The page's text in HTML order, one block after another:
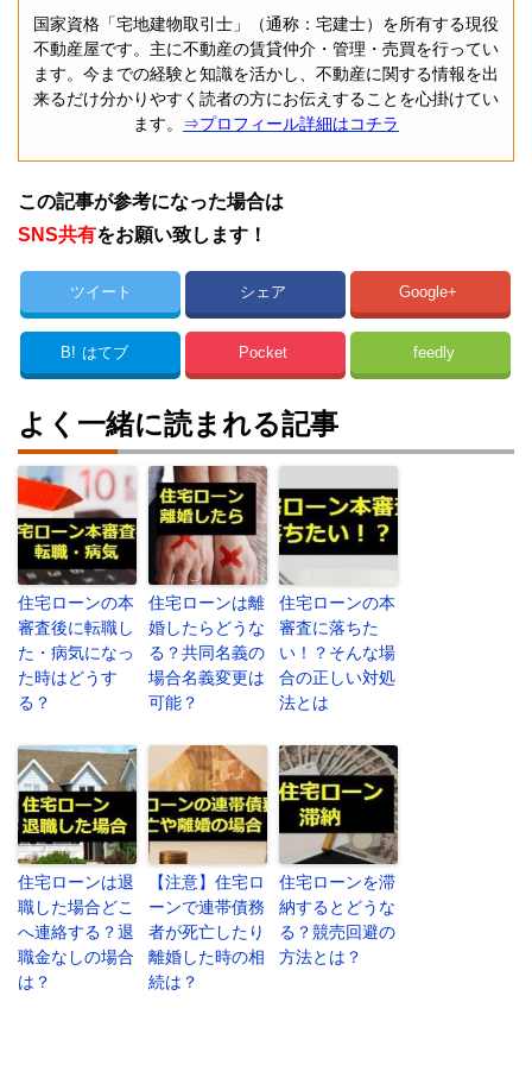
国家資格「宅地建物取引士」（通称：宅建士）を所有する現役
不動産屋です。主に不動産の賃貸仲介・管理・売買を行ってい
ます。今までの経験と知識を活かし、不動産に関する情報を出
来るだけ分かりやすく読者の方にお伝えすることを心掛けてい
ます。
⇒プロフィール詳細はコチラ
この記事が参考になった場合は
SNS共有をお願い致します！
ツイート シェア Google+
B! はてブ Pocket feedly
よく一緒に読まれる記事
住宅ローンの本
審査後に転職し
た・病気になっ
た時はどうす
る？
住宅ローンは離
婚したらどうな
る？共同名義の
場合名義変更は
可能？
住宅ローンの本
審査に落ちた
い！？そんな場
合の正しい対処
法とは
住宅ローンは退
職した場合どこ
へ連絡する？退
職金なしの場合
は？
【注意】住宅ロ
ーンで連帯債務
者が死亡したり
離婚した時の相
続は？
住宅ローンを滞
納するとどうな
る？競売回避の
方法とは？